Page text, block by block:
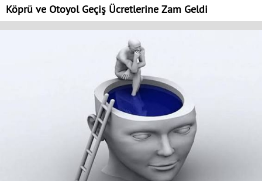
Köprü ve Otoyol Geçiş Ücretlerine Zam Geldi